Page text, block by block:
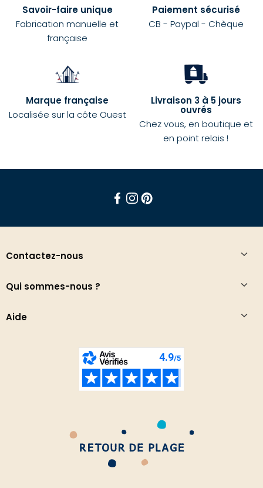
Savoir-faire unique
Fabrication manuelle et
française
Paiement sécurisé
CB - Paypal - Chèque
Marque française
Localisée sur la côte Ouest
Livraison 3 à 5 jours
ouvrés
Chez vous, en boutique et
en point relais !
Contactez-nous
Qui sommes-nous ?
Aide